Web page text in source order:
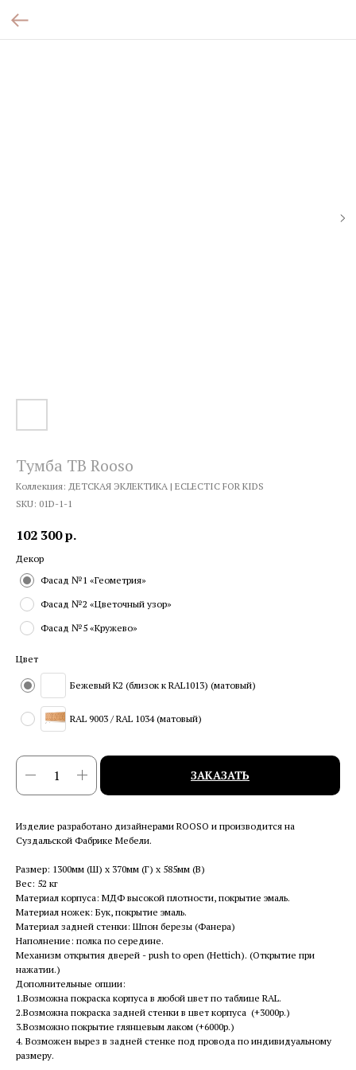
Тумба ТВ Rooso
Коллекция: ДЕТСКАЯ ЭКЛЕКТИКА | ECLECTIC FOR KIDS
SKU: 01D-1-1
102 300р.
Декор
Фасад №1 «Геометрия»
Фасад №2 «Цветочный узор»
Фасад №5 «Кружево»
Цвет
Бежевый K2 (близок к RAL1013) (матовый)
RAL 9003 / RAL 1034 (матовый)
ЗАКАЗАТЬ
Изделие разработано дизайнерами ROOSO и производится на
Суздальской Фабрике Мебели.
Размер: 1300мм (Ш) x 370мм (Г) x 585мм (В)
Вес: 52 кг
Материал корпуса: МДФ высокой плотности, покрытие эмаль.
Материал ножек: Бук, покрытие эмаль.
Материал задней стенки: Шпон березы (Фанера)
Наполнение: полка по середине.
Механизм открытия дверей - push to open (Hettich). (Открытие при
нажатии.)
Дополнительные опции:
1.Возможна покраска корпуса в любой цвет по таблице RAL.
2.Возможна покраска задней стенки в цвет корпуса (+3000р.)
3.Возможно покрытие глянцевым лаком (+6000р.)
4. Возможен вырез в задней стенке под провода по индивидуальному
размеру.